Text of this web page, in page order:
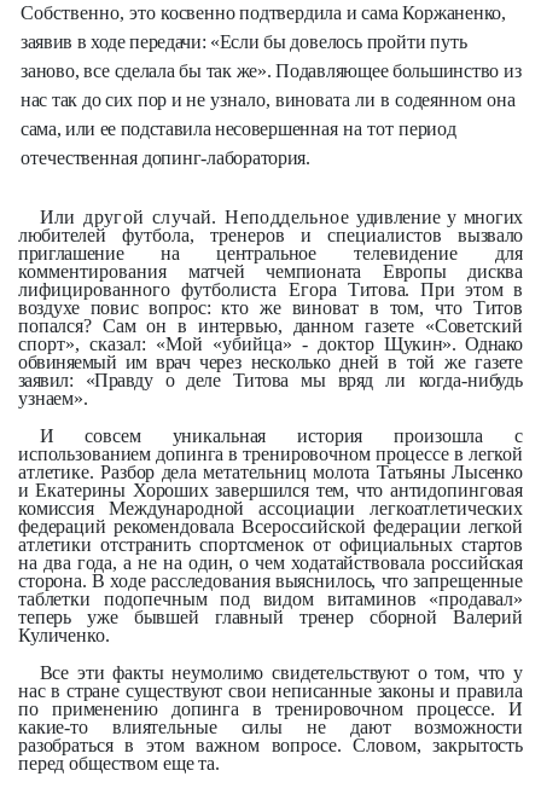
Собственно, это косвенно подтвердила и сама Коржаненко,
заявив в ходе передачи: «Если бы довелось пройти путь
заново, все сделала бы так же». Подавляющее большинство из
нас так до сих пор ине узнало, виновата ли в содеянном она
сама, или ее подставила несовер­шенная на тот период
отечественная допинг-лаборатория.
Или другой случай. Неподдельное удивление у многих
любителей футбола, тренеров и специалистоввызвало
приглашение на центральное телевидение для
комментирования матчей чемпионата Европы дисква­
лифицированного футболиста Егора Титова. При этом в
воздухе повис вопрос: кто же виноват в том,что Титов
попался? Сам он в интервью, данном газете «Советский
спорт», сказал: «Мой «убийца» - докторЩукин». Однако
обвиняемый им врач через несколько дней в той же газете
заявил: «Правду о деле Титова мы вряд ли когда-нибудь
узнаем».
И совсем уникальная история произошла с
использованием допинга в тренировочном процессе в легкой
атлетике. Разбор дела метательниц молота Татьяны Лысенко
и Екатерины Хороших завершился тем, что антидопинговая
комиссия Международной ассоциации легкоатлетических
федераций рекомендовала Всероссийской федерации легкой
атлетики отстранить спортсменок от официальных стартов
на два года, а не на один, о чем ходатайствовала российская
сторона. В ходе расследования выяснилось, что запрещенные
таблетки подопечным под видом витаминов «продавал»
теперь уже бывшей главный тренер сборной Валерий
Куличенко.
Все эти факты неумолимо свидетельствуют о том, что у
нас в стране существуют свои неписанные законы и правила
по применению допинга в тренировочном процессе. И
какие-то влиятельные силы не дают возможности
разобраться в этом важном вопросе. Словом, закрытость
перед обществом еще та.